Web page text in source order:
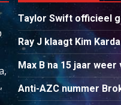
Taylor Swift officieel
Ray J klaagt Kim
Max B na 15 jaar
Anti-AZC nummer